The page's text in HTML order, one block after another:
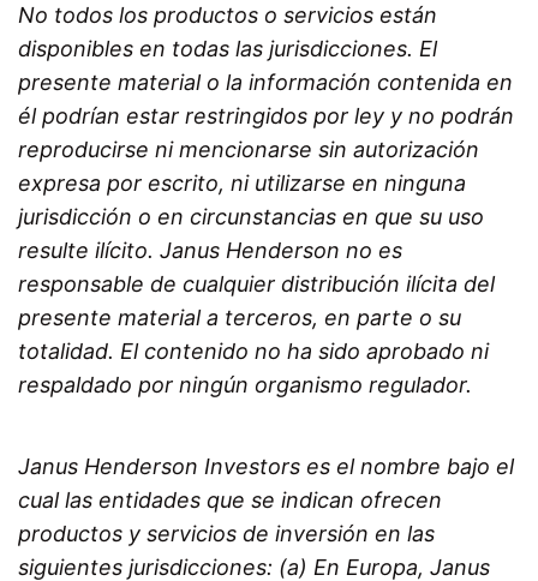
No todos los productos o servicios están
disponibles en todas las jurisdicciones. El
presente material o la información contenida en
él podrían estar restringidos por ley y no podrán
reproducirse ni mencionarse sin autorización
expresa por escrito, ni utilizarse en ninguna
jurisdicción o en circunstancias en que su uso
resulte ilícito. Janus Henderson no es
responsable de cualquier distribución ilícita del
presente material a terceros, en parte o su
totalidad. El contenido no ha sido aprobado ni
respaldado por ningún organismo regulador.
Janus Henderson Investors es el nombre bajo el
cual las entidades que se indican ofrecen
productos y servicios de inversión en las
siguientes jurisdicciones: (a) En Europa, Janus